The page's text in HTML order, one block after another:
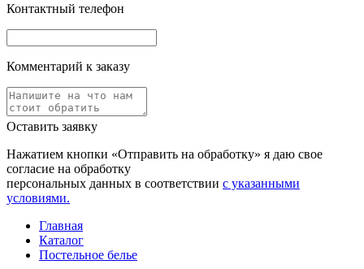
Контактный телефон
Комментарий к заказу
Оставить заявку
Нажатием кнопки «Отправить на обработку» я даю свое
согласие на обработку
персональных данных в соответствии с указанными
условиями.
Главная
Каталог
Постельное белье